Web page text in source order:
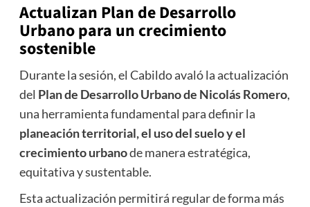
Actualizan Plan de Desarrollo
Urbano para un crecimiento
sostenible
Durante la sesión, el Cabildo avaló la actualización
del Plan de Desarrollo Urbano de Nicolás Romero,
una herramienta fundamental para definir la
planeación territorial, el uso del suelo y el
crecimiento urbanode manera estratégica,
equitativa y sustentable.
Esta actualización permitirá regular de forma más